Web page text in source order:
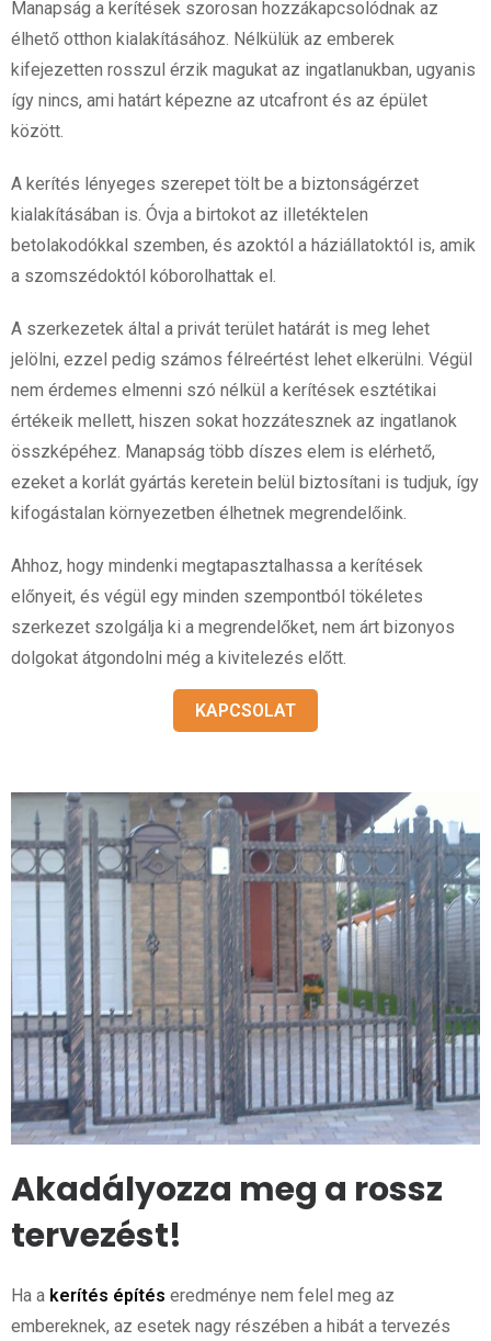
Manapság a kerítések szorosan hozzákapcsolódnak az
élhető otthon kialakításához. Nélkülük az emberek
kifejezetten rosszul érzik magukat az ingatlanukban, ugyanis
így nincs, ami határt képezne az utcafront és az épület
között.
A kerítés lényeges szerepet tölt be a biztonságérzet
kialakításában is. Óvja a birtokot az illetéktelen
betolakodókkal szemben, és azoktól a háziállatoktól is, amik
a szomszédoktól kóborolhattak el.
A szerkezetek által a privát terület határát is meg lehet
jelölni, ezzel pedig számos félreértést lehet elkerülni. Végül
nem érdemes elmenni szó nélkül a kerítések esztétikai
értékeik mellett, hiszen sokat hozzátesznek az ingatlanok
összképéhez. Manapság több díszes elem is elérhető,
ezeket a korlát gyártás keretein belül biztosítani is tudjuk, így
kifogástalan környezetben élhetnek megrendelőink.
Ahhoz, hogy mindenki megtapasztalhassa a kerítések
előnyeit, és végül egy minden szempontból tökéletes
szerkezet szolgálja ki a megrendelőket, nem árt bizonyos
dolgokat átgondolni még a kivitelezés előtt.
KAPCSOLAT
Akadályozza meg a rossz
tervezést!
Ha a kerítés építés eredménye nem felel meg az
embereknek, az esetek nagy részében a hibát a tervezés